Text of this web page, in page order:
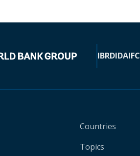
IBRDIDAIFC
Countries
Topics